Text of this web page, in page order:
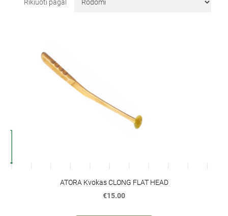
Rikiuoti pagal
ATORA Kvokas CLONG FLAT HEAD
€15.00